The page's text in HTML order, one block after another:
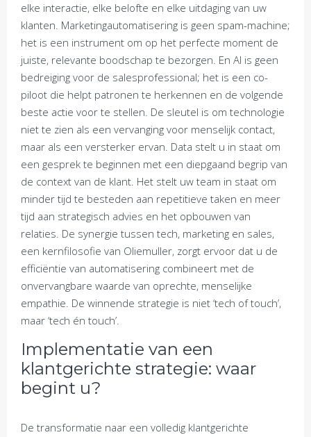
elke interactie, elke belofte en elke uitdaging van uw
klanten. Marketingautomatisering is geen spam-machine;
het is een instrument om op het perfecte moment de
juiste, relevante boodschap te bezorgen. En AI is geen
bedreiging voor de salesprofessional; het is een co-
piloot die helpt patronen te herkennen en de volgende
beste actie voor te stellen. De sleutel is om technologie
niet te zien als een vervanging voor menselijk contact,
maar als een versterker ervan. Data stelt u in staat om
een gesprek te beginnen met een diepgaand begrip van
de context van de klant. Het stelt uw team in staat om
minder tijd te besteden aan repetitieve taken en meer
tijd aan strategisch advies en het opbouwen van
relaties. De synergie tussen tech, marketing en sales,
een kernfilosofie van Oliemuller, zorgt ervoor dat u de
efficiëntie van automatisering combineert met de
onvervangbare waarde van oprechte, menselijke
empathie. De winnende strategie is niet ‘tech of touch’,
maar ‘tech én touch’.
Implementatie van een
klantgerichte strategie: waar
begint u?
De transformatie naar een volledig klantgerichte